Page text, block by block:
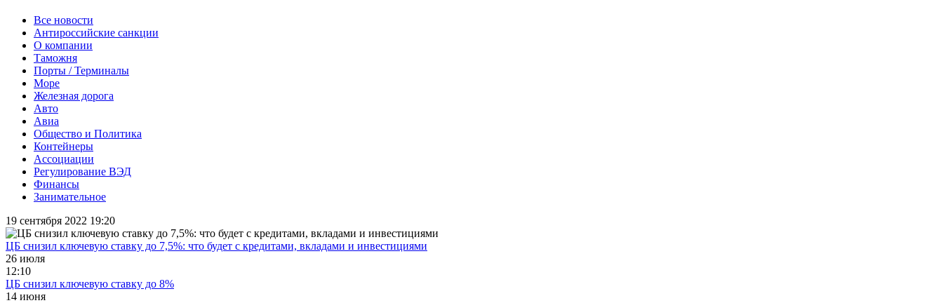
Все новости
Антироссийские санкции
О компании
Таможня
Порты / Терминалы
Море
Железная дорога
Авто
Авиа
Общество и Политика
Контейнеры
Ассоциации
Регулирование ВЭД
Финансы
Занимательное
19 сентября 2022 19:20
ЦБ снизил ключевую ставку до 7,5%: что будет с кредитами, вкладами и инвестициями
26 июля
12:10
ЦБ снизил ключевую ставку до 8%
14 июня